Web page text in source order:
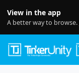
View in the app
A better way to browse.